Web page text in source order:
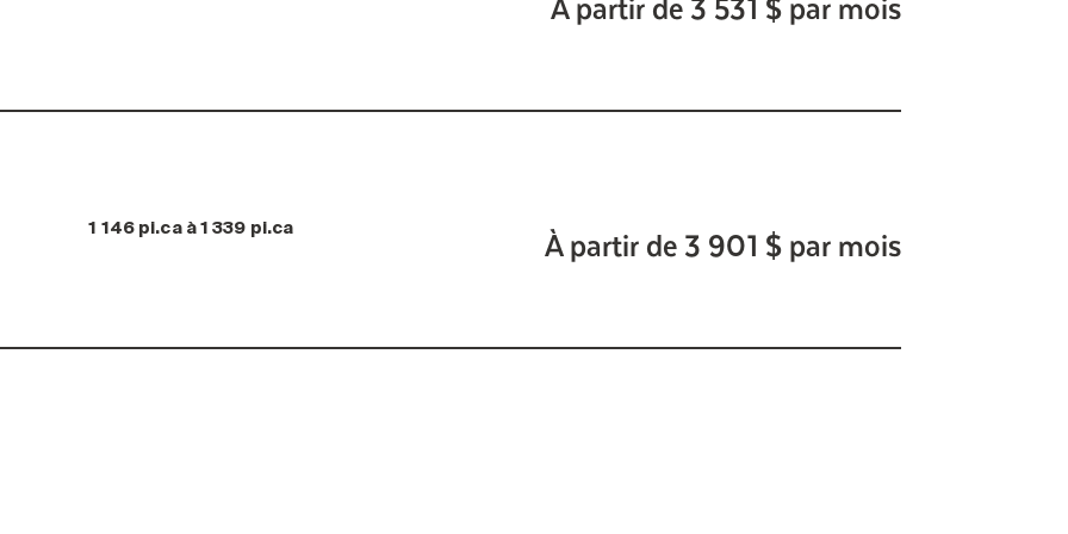
1 146 pi.ca à 1 339 pi.ca À partir de 3 901 $ par mois